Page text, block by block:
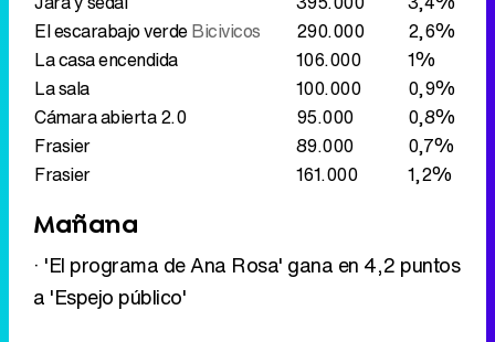
Frasier
161.000 1,2%
Mañana
· 'El programa de Ana Rosa' gana en 4,2 puntos
a 'Espejo público'
10,9%
· 'Al rojo vivo' dobla la audiencia de 'Las
mañanas de Cuatro'